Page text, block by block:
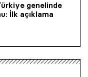
genelinde
İlk açıklama